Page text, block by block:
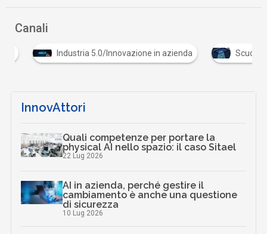
Canali
Industria 5.0/Innovazione in azienda Scuola
InnovAttori
Quali competenze per portare la
physical AI nello spazio: il caso Sitael
22 Lug 2026
AI in azienda, perché gestire il
cambiamento è anche una questione
di sicurezza
10 Lug 2026